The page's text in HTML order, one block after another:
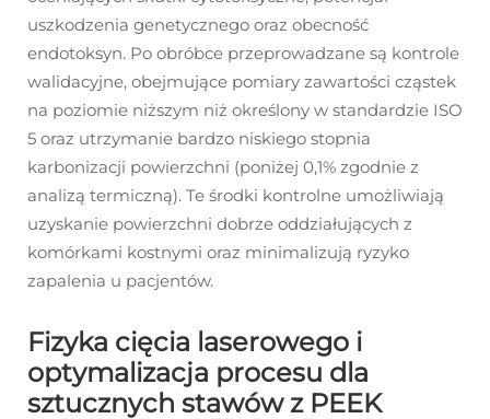
uszkodzenia genetycznego oraz obecność
endotoksyn. Po obróbce przeprowadzane są kontrole
walidacyjne, obejmujące pomiary zawartości cząstek
na poziomie niższym niż określony w standardzie ISO
5 oraz utrzymanie bardzo niskiego stopnia
karbonizacji powierzchni (poniżej 0,1% zgodnie z
analizą termiczną). Te środki kontrolne umożliwiają
uzyskanie powierzchni dobrze oddziałujących z
komórkami kostnymi oraz minimalizują ryzyko
zapalenia u pacjentów.
Fizyka cięcia laserowego i
optymalizacja procesu dla
sztucznych stawów z PEEK